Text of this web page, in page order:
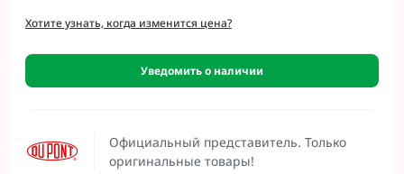
Официальный представитель. Только
оригинальные товары!
Хотите узнать, когда изменится цена?
Уведомить о наличии